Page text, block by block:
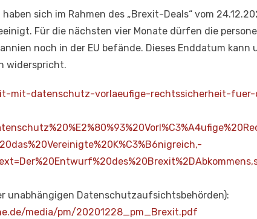
sich im Rahmen des „Brexit-Deals“ vom
Für die nächsten vier Monate dürfen die
noch in der EU befände. Dieses Enddatum kann
widerspricht.
mit-datenschutz-vorlaeufige-rechtssicherheit-
unabhängigen Datenschutzaufsichtsbehörden):
media/pm/20201228_pm_Brexit.pdf